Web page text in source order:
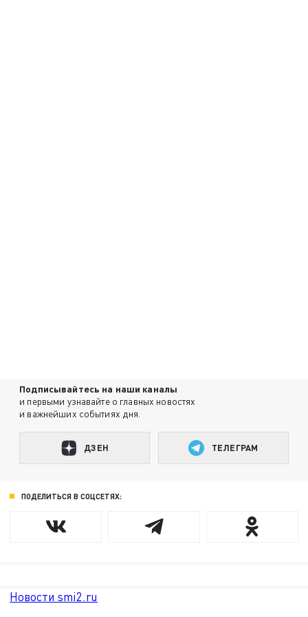
Подписывайтесь на наши каналы
и первыми узнавайте о главных новостях
и важнейших событиях дня.
ДЗЕН ТЕЛЕГРАМ
ПОДЕЛИТЬСЯ В СОЦСЕТЯХ:
Новости smi2.ru